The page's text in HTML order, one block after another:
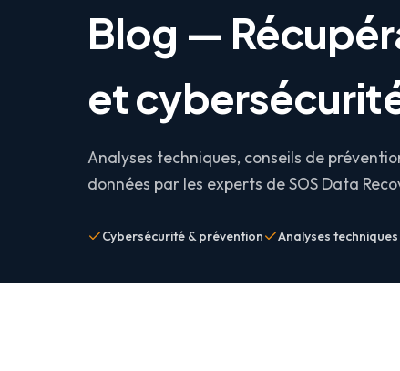
Blog —
et
Analyses techniques, conseils de
données par les experts de SOS Data
Cybersécurité & prévention Analyses